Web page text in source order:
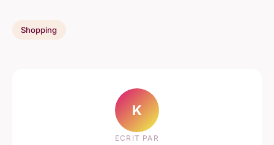
Shopping
K
ECRIT PAR